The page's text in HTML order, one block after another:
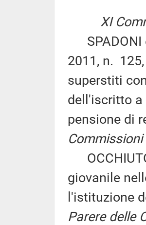
XI
SPADONI
2011, n.
superstiti
dell'iscritto a
pensione di
Commissioni
giovanile
l'istituzione
Parere delle